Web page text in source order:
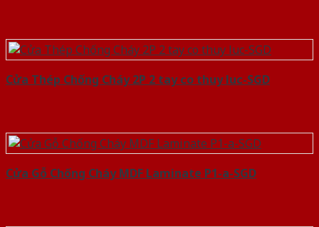
Cửa Thép Chống Cháy 2P 2 tay co thuy luc-SGD
Cửa Gỗ Chống Cháy MDF Laminate P1-a-SGD